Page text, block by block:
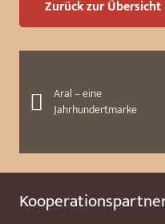
Zurück zur Übersicht
Aral – eine
Jahrhundertmarke